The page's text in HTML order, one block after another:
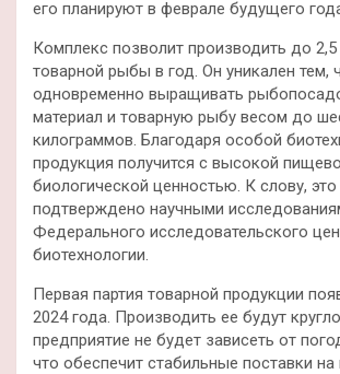
его планируют в феврале будущего
Комплекс позволит производить до
товарной рыбы в год. Он уникален тем,
одновременно выращивать
материал и товарную рыбу весом до
килограммов. Благодаря особой
продукция получится с высокой
биологической ценностью. К слову,
подтверждено научными
Федерального исследовательского
биотехнологии.
Первая партия товарной продукции
2024 года. Производить ее будут
предприятие не будет зависеть от
что обеспечит стабильные поставки на